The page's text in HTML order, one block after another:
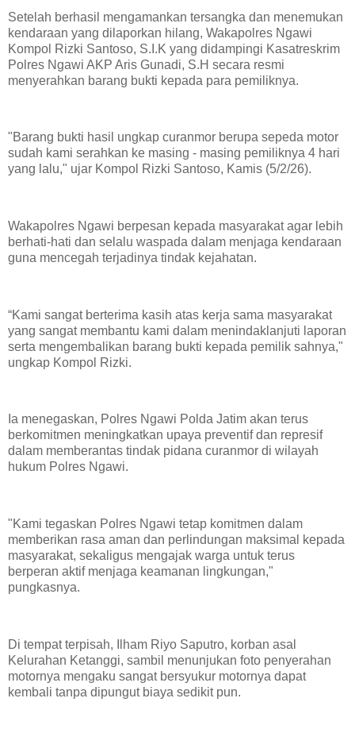
Setelah berhasil mengamankan tersangka dan menemukan
kendaraan yang dilaporkan hilang, Wakapolres Ngawi
Kompol Rizki Santoso, S.I.K yang didampingi Kasatreskrim
Polres Ngawi AKP Aris Gunadi, S.H secara resmi
menyerahkan barang bukti kepada para pemiliknya.
"Barang bukti hasil ungkap curanmor berupa sepeda motor
sudah kami serahkan ke masing - masing pemiliknya 4 hari
yang lalu," ujar Kompol Rizki Santoso, Kamis (5/2/26).
Wakapolres Ngawi berpesan kepada masyarakat agar lebih
berhati-hati dan selalu waspada dalam menjaga kendaraan
guna mencegah terjadinya tindak kejahatan.
“Kami sangat berterima kasih atas kerja sama masyarakat
yang sangat membantu kami dalam menindaklanjuti laporan
serta mengembalikan barang bukti kepada pemilik sahnya,"
ungkap Kompol Rizki.
Ia menegaskan, Polres Ngawi Polda Jatim akan terus
berkomitmen meningkatkan upaya preventif dan represif
dalam memberantas tindak pidana curanmor di wilayah
hukum Polres Ngawi.
"Kami tegaskan Polres Ngawi tetap komitmen dalam
memberikan rasa aman dan perlindungan maksimal kepada
masyarakat, sekaligus mengajak warga untuk terus
berperan aktif menjaga keamanan lingkungan,"
pungkasnya.
Di tempat terpisah, Ilham Riyo Saputro, korban asal
Kelurahan Ketanggi, sambil menunjukan foto penyerahan
motornya mengaku sangat bersyukur motornya dapat
kembali tanpa dipungut biaya sedikit pun.